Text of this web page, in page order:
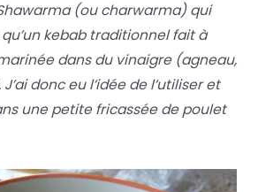
(ou charwarma) qui
qu’un kebab traditionnel fait à
dans du vinaigre (agneau,
donc eu l’idée de l’utiliser et
une petite fricassée de poulet